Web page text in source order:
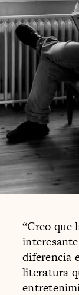
“Creo que
diferencia
literatura